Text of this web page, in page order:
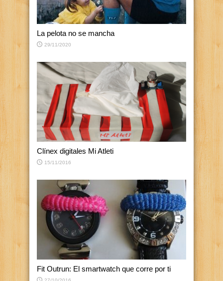
La pelota no se mancha
29/11/2020
Clínex digitales Mi Atleti
15/11/2016
Fit Outrun: El smartwatch que corre por ti